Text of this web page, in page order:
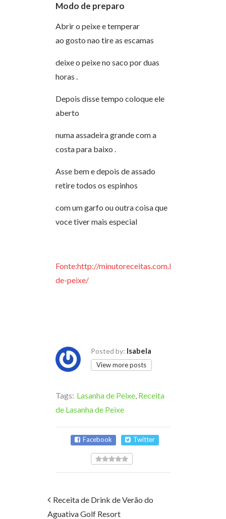
Modo de preparo
Abrir o peixe e temperar
ao gosto nao tire as escamas
deixe o peixe no saco por duas
horas .
Depois disse tempo coloque ele
aberto
numa assadeira grande com a
costa para baixo .
Asse bem e depois de assado
retire todos os espinhos
com um garfo ou outra coisa que
voce tiver mais especial
Fonte:http://minutoreceitas.com.br/lasanha-
de-peixe/
Posted by: Isabela
View more posts
Tags: Lasanha de Peixe, Receita
de Lasanha de Peixe
Facebook Twitter
Receita de Drink de Verão do
Aguativa Golf Resort